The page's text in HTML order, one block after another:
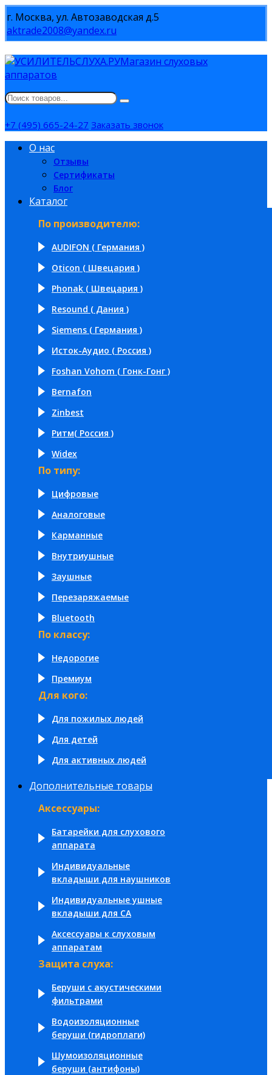
г. Москва, ул. Автозаводская д.5
aktrade2008@yandex.ru
Магазин слуховых
аппаратов
+7 (495) 665-24-27 Заказать звонок
О нас
Отзывы
Сертификаты
Блог
Каталог
По производителю:
AUDIFON ( Германия )
Oticon ( Швецария )
Phonak ( Швецария )
Resound ( Дания )
Siemens ( Германия )
Исток-Аудио ( Россия )
Foshan Vohom ( Гонк-Гонг )
Bernafon
Zinbest
Ритм( Россия )
Widex
По типу:
Цифровые
Аналоговые
Карманные
Внутриушные
Заушные
Перезаряжаемые
Bluetooth
По классу:
Недорогие
Премиум
Для кого:
Для пожилых людей
Для детей
Для активных людей
Дополнительные товары
Аксессуары:
Батарейки для слухового
аппарата
Индивидуальные
вкладыши для наушников
Индивидуальные ушные
вкладыши для СА
Аксессуары к слуховым
аппаратам
Защита слуха:
Беруши с акустическими
фильтрами
Водоизоляционные
беруши (гидроплаги)
Шумоизоляционные
беруши (антифоны)